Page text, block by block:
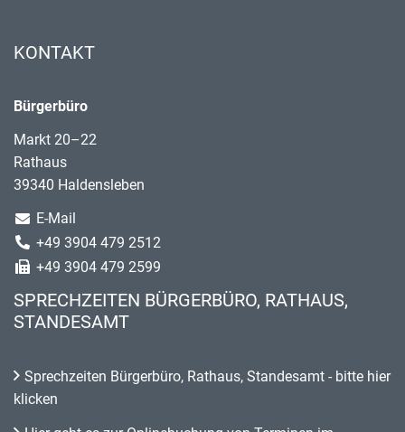
KONTAKT
Bürgerbüro
Markt 20–22
Rathaus
39340 Haldensleben
E-Mail
+49 3904 479 2512
+49 3904 479 2599
SPRECHZEITEN BÜRGERBÜRO, RATHAUS,
STANDESAMT
Sprechzeiten Bürgerbüro, Rathaus, Standesamt - bitte hier
klicken